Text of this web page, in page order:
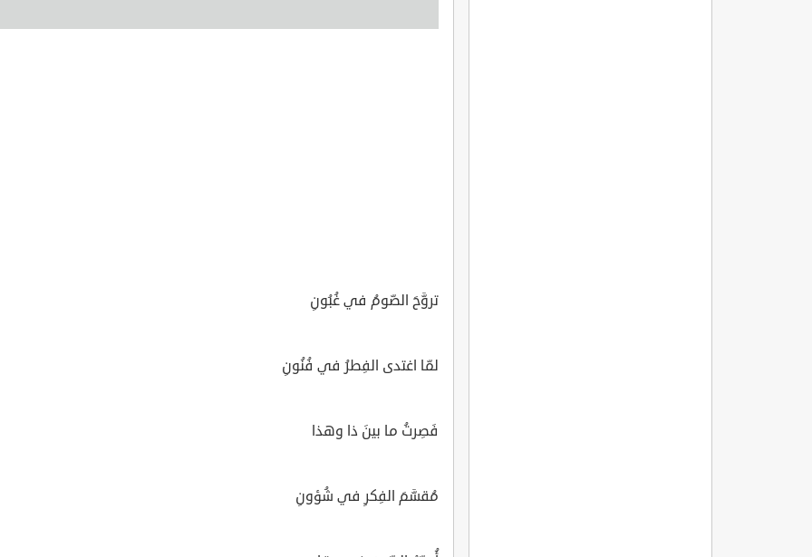
تروَّحَ الصّومُ في غُبُونِ
لمّا اغتدى الفِطرُ في فُنُونِ
فَصِرتُ ما بينَ ذا وهذا
مُقسَّمَ الفِكرِ في شُؤونِ